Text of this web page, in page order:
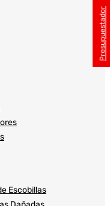
Escobillas
Presupuestador